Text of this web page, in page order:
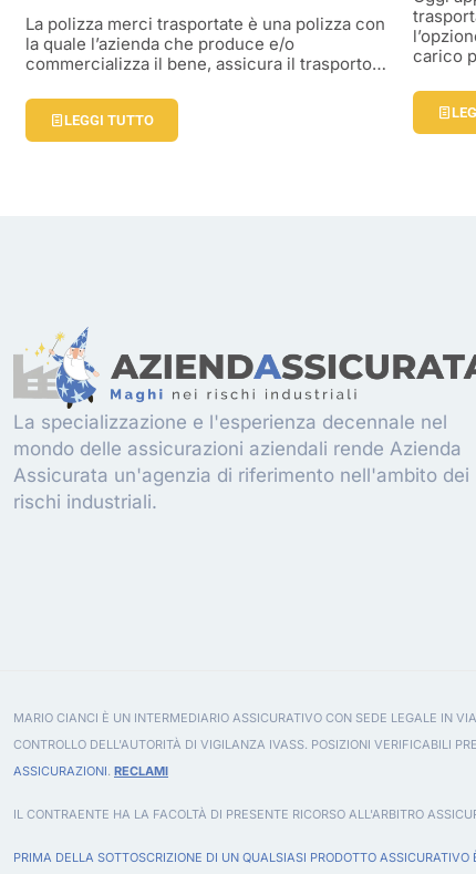
La polizza merci trasportate è una polizza con
la quale l’azienda che produce e/o
commercializza il bene, assicura il trasporto…
LEGGI TUTTO
carico
La specializzazione e l'esperienza decennale nel
mondo delle assicurazioni aziendali rende Azienda
Assicurata un'agenzia di riferimento nell'ambito dei
rischi industriali.
MARIO CIANCI È UN INTERMEDIARIO ASSICURATIVO CON SEDE LEGALE IN
CONTROLLO DELL'AUTORITÀ DI VIGILANZA IVASS. POSIZIONI VERIFICABILI
ASSICURAZIONI. RECLAMI
IL CONTRAENTE HA LA FACOLTÀ DI PRESENTE RICORSO ALL'ARBITRO
PRIMA DELLA SOTTOSCRIZIONE DI UN QUALSIASI PRODOTTO